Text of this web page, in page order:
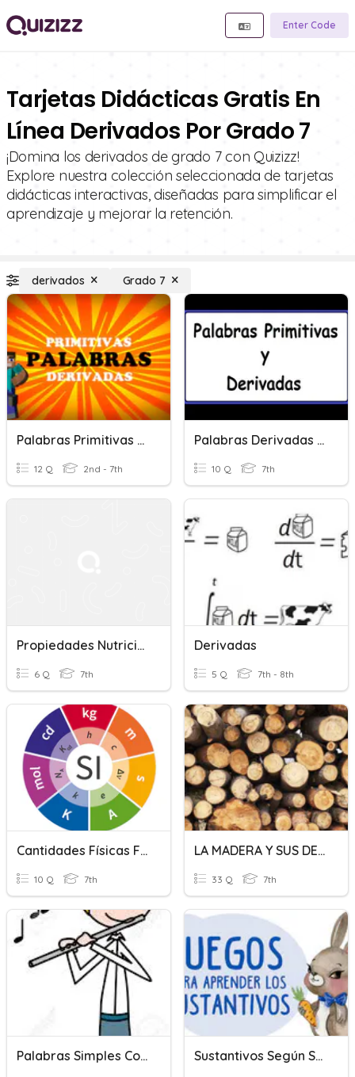
Enter Code
Tarjetas Didácticas Gratis En
Línea Derivados Por Grado 7
¡Domina los derivados de grado 7 con Quizizz!
Explore nuestra colección seleccionada de tarjetas
didácticas interactivas, diseñadas para simplificar el
aprendizaje y mejorar la retención.
derivados Grado 7
Palabras Primitivas Y Derivadas
12 Q 2nd - 7th
Palabras Derivadas Y Primitivas
10 Q 7th
Propiedades Nutricionales De La Leche Y Derivados
6 Q 7th
Derivadas
5 Q 7th - 8th
Cantidades Físicas Fundamentales Y Derivadas
10 Q 7th
LA MADERA Y SUS DERIVADOS
33 Q 7th
Palabras Simples Compuestas, Derivadas O Parasintéticas Sustantivos Según Su Forma